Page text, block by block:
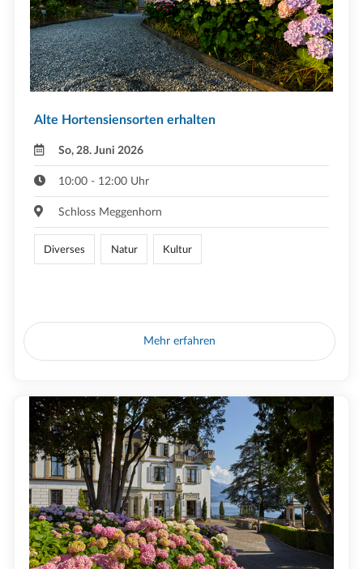
Alte Hortensiensorten erhalten
So, 28. Juni 2026
10:00 - 12:00 Uhr
Schloss Meggenhorn
Diverses Natur Kultur
Mehr erfahren